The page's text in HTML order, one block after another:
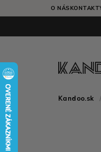
O NÁS
Kandoo.sk